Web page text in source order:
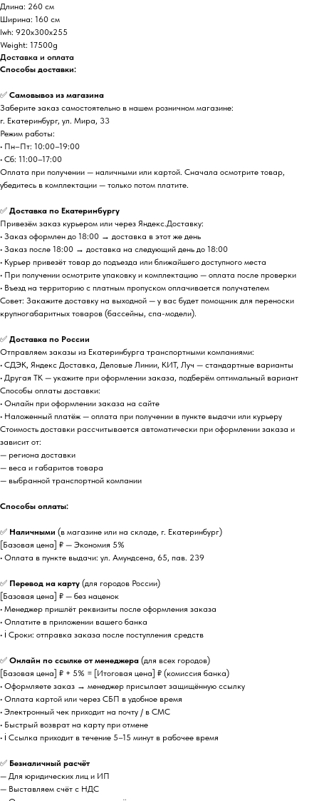
Длина: 260 см
Ширина: 160 см
lwh: 920x300x255
Weight: 17500g
Доставка и оплата
Способы доставки:
✅ Самовывоз из магазина
Заберите заказ самостоятельно в нашем розничном магазине:
г. Екатеринбург, ул. Мира, 33
Режим работы:
• Пн–Пт: 10:00–19:00
• Сб: 11:00–17:00
Оплата при получении — наличными или картой. Сначала осмотрите товар,
убедитесь в комплектации — только потом платите.
✅ Доставка по Екатеринбургу
Привезём заказ курьером или через Яндекс.Доставку:
• Заказ оформлен до 18:00 → доставка в этот же день
• Заказ после 18:00 → доставка на следующий день до 18:00
• Курьер привезёт товар до подъезда или ближайшего доступного места
• При получении осмотрите упаковку и комплектацию — оплата после проверки
• Въезд на территорию с платным пропуском оплачивается получателем
Совет: Закажите доставку на выходной — у вас будет помощник для переноски
крупногабаритных товаров (бассейны, спа-модели).
✅ Доставка по России
Отправляем заказы из Екатеринбурга транспортными компаниями:
• СДЭК, Яндекс Доставка, Деловые Линии, КИТ, Луч — стандартные варианты
• Другая ТК — укажите при оформлении заказа, подберём оптимальный вариант
Способы оплаты доставки:
• Онлайн при оформлении заказа на сайте
• Наложенный платёж — оплата при получении в пункте выдачи или курьеру
Стоимость доставки рассчитывается автоматически при оформлении заказа и
зависит от:
— региона доставки
— веса и габаритов товара
— выбранной транспортной компании
Способы оплаты:
✅ Наличными (в магазине или на складе, г. Екатеринбург)
[Базовая цена] ₽ — Экономия 5%
• Оплата в пункте выдачи: ул. Амундсена, 65, пав. 239
✅ Перевод на карту (для городов России)
[Базовая цена] ₽ — без наценок
• Менеджер пришлёт реквизиты после оформления заказа
• Оплатите в приложении вашего банка
• ℹ️ Сроки: отправка заказа после поступления средств
✅ Онлайн по ссылке от менеджера (для всех городов)
[Базовая цена] ₽ + 5% = [Итоговая цена] ₽ (комиссия банка)
• Оформляете заказ → менеджер присылает защищённую ссылку
• Оплата картой или через СБП в удобное время
• Электронный чек приходит на почту / в СМС
• Быстрый возврат на карту при отмене
• ℹ️ Ссылка приходит в течение 5–15 минут в рабочее время
✅ Безналичный расчёт
— Для юридических лиц и ИП
— Выставляем счёт с НДС